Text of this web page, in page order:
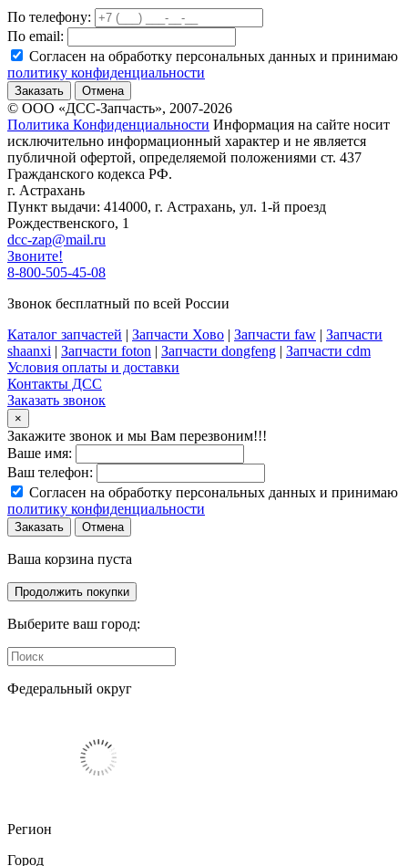
По телефону:
По email:
Согласен на обработку персональных данных и принимаю
политику конфиденциальности
Заказать Отмена
© ООО «ДСС-Запчасть», 2007-2026
Политика Конфиденциальности Информация на сайте носит
исключительно информационный характер и не является
публичной офертой, определяемой положениями ст. 437
Гражданского кодекса РФ.
г. Астрахань
Пункт выдачи: 414000, г. Астрахань, ул. 1-й проезд
Рождественского, 1
dcc-zap@mail.ru
Звоните!
8-800-505-45-08
Звонок бесплатный по всей России
Каталог запчастей | Запчасти Хово | Запчасти faw | Запчасти
shaanxi | Запчасти foton | Запчасти dongfeng | Запчасти cdm
Условия оплаты и доставки
Контакты ДСС
Заказать звонок
×
Закажите звонок и мы Вам перезвоним!!!
Ваше имя:
Ваш телефон:
Согласен на обработку персональных данных и принимаю
политику конфиденциальности
Заказать Отмена
Ваша корзина пуста
Продолжить покупки
Выберите ваш город:
Федеральный округ
Регион
Город